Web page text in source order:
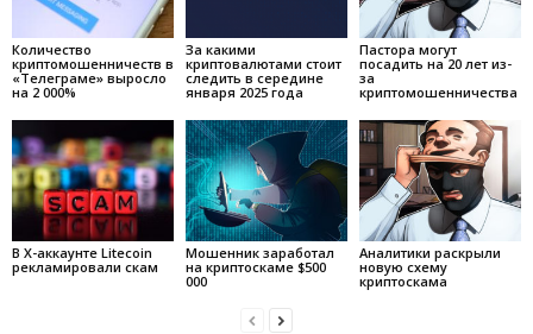
Количество
криптомошенничеств в
«Телеграме» выросло
на 2 000%
За какими
криптовалютами стоит
следить в середине
января 2025 года
Пастора могут
посадить на 20 лет из-
за
криптомошенничества
В X-аккаунте Litecoin
рекламировали скам
Мошенник заработал
на криптоскаме $500
000
Аналитики раскрыли
новую схему
криптоскама